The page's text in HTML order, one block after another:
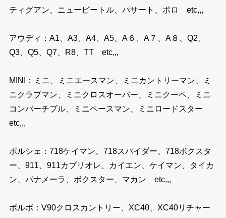
ティグアン、ニュービートル、パサート、ポロ etc,,,
アウディ：A1、A3、A4、A5、A６、A７、A８、Q2、
Q3、Q5、Q7、R8、TT etc,,,
MINI：ミニ、ミニエースマン、ミニカントリーマン、ミ
ニクラブマン、ミニクロスオーバー、ミニクーペ、ミニ
コンバーチブル、ミニペースマン、ミニロードスター
etc,,,
ポルシェ：718ケイマン、718スパイダー、718ボクスタ
ー、911、911カブリオレ、カイエン、ケイマン、タイカ
ン、パナメーラ、ボクスター、マカン etc,,,
ボルボ：V90クロスカントリー、XC40、XC40リチャー